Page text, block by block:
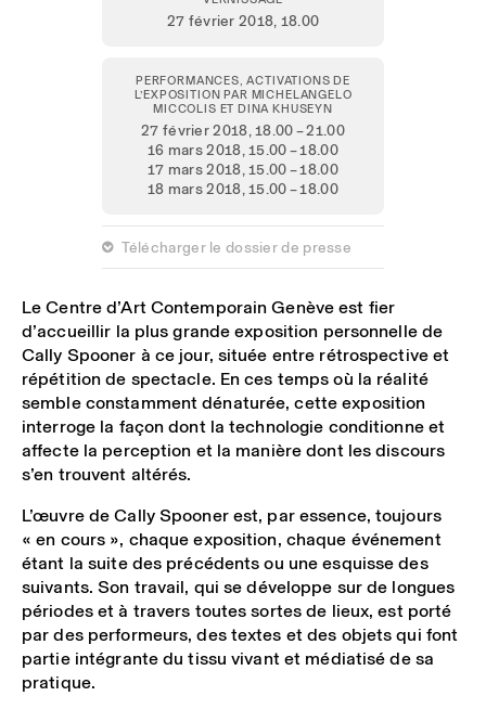
27 février 2018,18.00
PERFORMANCES, ACTIVATIONS DE
L’EXPOSITION PAR MICHELANGELO
MICCOLIS ET DINA KHUSEYN
27 février 2018, 18.00 – 21.00
16 mars 2018, 15.00 – 18.00
17 mars 2018, 15.00 – 18.00
18 mars 2018, 15.00 – 18.00
 Télécharger le dossier de presse
Le Centre d’Art Contemporain Genève est fier
d’accueillir la plus grande exposition personnelle de
Cally Spooner à ce jour, située entre rétrospective et
répétition de spectacle. En ces temps où la réalité
semble constamment dénaturée, cette exposition
interroge la façon dont la technologie conditionne et
affecte la perception et la manière dont les discours
s’en trouvent altérés.
L’œuvre de Cally Spooner est, par essence, toujours
« en cours », chaque exposition, chaque événement
étant la suite des précédents ou une esquisse des
suivants. Son travail, qui se développe sur de longues
périodes et à travers toutes sortes de lieux, est porté
par des performeurs, des textes et des objets qui font
partie intégrante du tissu vivant et médiatisé de sa
pratique.